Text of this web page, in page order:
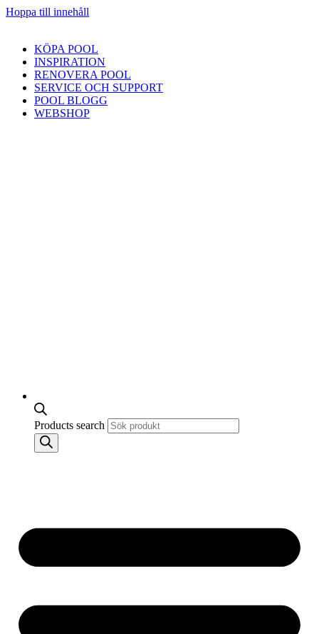
Hoppa till innehåll
KÖPA POOL
INSPIRATION
RENOVERA POOL
SERVICE OCH SUPPORT
POOL BLOGG
WEBSHOP
Products search